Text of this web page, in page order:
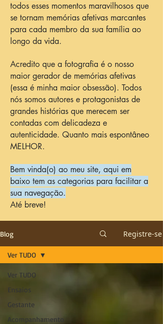
todos esses momentos maravilhosos que
se tornam memórias afetivas marcantes
para cada membro da sua família ao
longo da vida.
Acredito que a fotografia é o nosso
maior gerador de memórias afetivas
(essa é minha maior obsessão). Todos
nós somos autores e protagonistas de
grandes histórias que merecem ser
contadas com delicadeza e
autenticidade. Quanto mais espontâneo
MELHOR.
Bem vinda(o) ao meu site, aqui em
baixo tem as categorias para facilitar a
sua navegação.
Até breve!
Blog Registre-se
Ver TUDO
Ensaios
Gestante
Acompanhamento
Ver TUDO